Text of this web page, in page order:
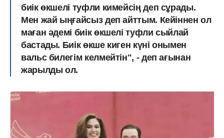
биік өкшелі туфли кимейсің деп сұрады.
Мен жай ыңғайсыз деп айттым. Кейіннен ол
маған әдемі биік өкшелі туфли сыйлай
бастады. Биік өкше киген күні онымен
вальс билегім келмейтін", - деп ағынан
жарылды ол.